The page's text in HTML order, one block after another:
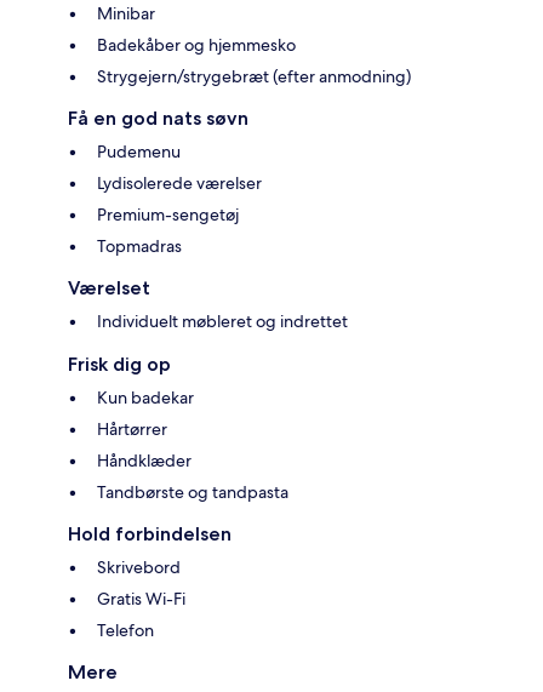
Minibar
Badekåber og hjemmesko
Strygejern/strygebræt (efter anmodning)
Få en god nats søvn
Pudemenu
Lydisolerede værelser
Premium-sengetøj
Topmadras
Værelset
Individuelt møbleret og indrettet
Frisk dig op
Kun badekar
Hårtørrer
Håndklæder
Tandbørste og tandpasta
Hold forbindelsen
Skrivebord
Gratis Wi-Fi
Telefon
Mere